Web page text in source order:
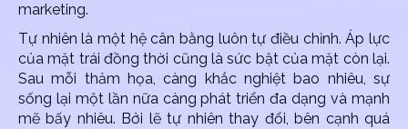
marketing.
Tự nhiên là một hệ cân bằng luôn tự điều chỉnh. Áp lực
của mặt trái đồng thời cũng là sức bật của mặt còn lại.
Sau mỗi thảm họa, càng khắc nghiệt bao nhiêu, sự
sống lại một lần nữa càng phát triển đa dạng và mạnh
mẽ bấy nhiêu. Bởi lẽ tự nhiên thay đổi, bên cạnh quá